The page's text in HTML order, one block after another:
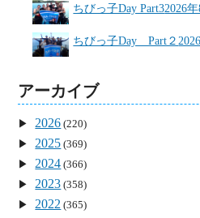
ちびっ子Day Part32026
ちびっ子Day Part２
アーカイブ
2026 (220)
2025 (369)
2024 (366)
2023 (358)
2022 (365)